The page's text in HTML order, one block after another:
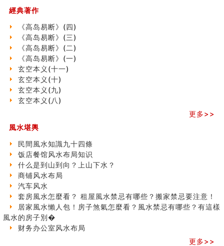
汽车风水
姓名字义玄机藏凶吉
玄空本义(十)
六爻占卜预测考试结果
四墓库真诠
套房風水怎麼看？ 租屋風水禁忌有哪些？搬家禁忌要注
意！
精选1500个五行属金的字
玄空本义(九)
八字十神与坐基关系详解
玄空本义(八)
六爻算卦：测腹中胎儿是男是女
中國改革開放總設計師鄧小平命造 (名人八字淺析八）
测字（实例解释）
精选1000个五行属火的字
玄空本义(七)
刘燮鈞讲人相 手纹与命运(二)
商铺如何摆放物品催财招财
极其旺夫的女人面相
家居常見風水形煞及化解方法 (二)
居家風水懶人包！房子煞氣怎麼看？風水禁忌有哪些？有
二0
二
六
(马)
二
生
肖
运
程
(兔
龙
蛇)
二0
二
六
(马)
二
生
肖
运
程
(鼠
牛
虎)
二○
二
六
(马)
生
肖
运
程
狗
猪)
二○
生
肖
运
羊
猴)
風
法
(一)
(
經典著作
《高岛易断》(四)
《高岛易断》(三)
《高岛易断》(二)
《高岛易断》(一)
玄空本义(十一)
玄空本义(十)
玄空本义(九)
玄空本义(八)
更多>>
風水堪輿
民間風水知識九十四條
饭店餐馆风水布局知识
什么是到山到向？上山下水？
商铺风水布局
汽车风水
套房風水怎麼看？ 租屋風水禁忌有哪些？搬家禁忌要注意！
居家風水懶人包！房子煞氣怎麼看？風水禁忌有哪些？有這樣
風水的房子別�
财务办公室风水布局
更多>>